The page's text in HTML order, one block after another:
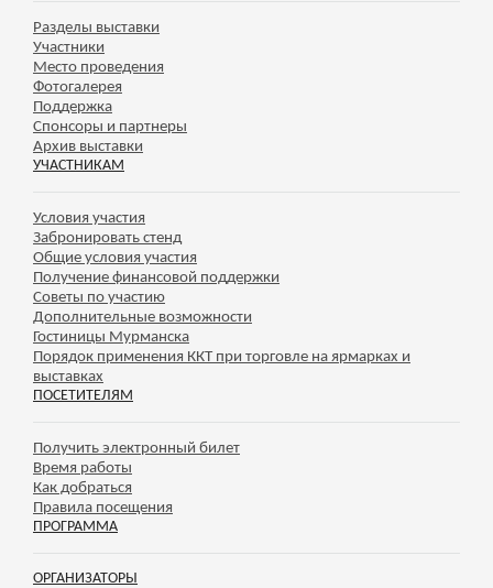
Разделы выставки
Участники
Место проведения
Фотогалерея
Поддержка
Спонсоры и партнеры
Архив выставки
УЧАСТНИКАМ
Условия участия
Забронировать стенд
Общие условия участия
Получение финансовой поддержки
Советы по участию
Дополнительные возможности
Гостиницы Мурманска
Порядок применения ККТ при торговле на ярмарках и
выставках
ПОСЕТИТЕЛЯМ
Получить электронный билет
Время работы
Как добраться
Правила посещения
ПРОГРАММА
ОРГАНИЗАТОРЫ